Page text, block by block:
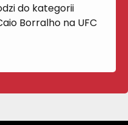
do kategorii
Borralho na UFC